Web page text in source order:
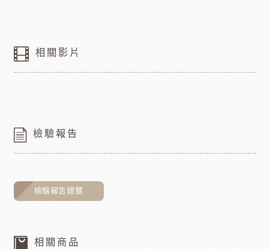
相關影片
檢驗報告
檢驗報告總覽
相關商品